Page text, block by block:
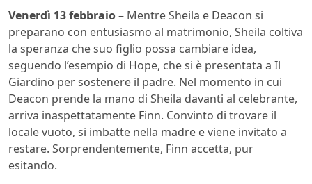
Venerdì 13 febbraio– Mentre Sheila e Deacon si
preparano con entusiasmo al matrimonio, Sheila coltiva
la speranza che suo figlio possa cambiare idea,
seguendo l’esempio di Hope, che si è presentata a Il
Giardino per sostenere il padre. Nel momento in cui
Deacon prende la mano di Sheila davanti al celebrante,
arriva inaspettatamente Finn. Convinto di trovare il
locale vuoto, si imbatte nella madre e viene invitato a
restare. Sorprendentemente, Finn accetta, pur
esitando.